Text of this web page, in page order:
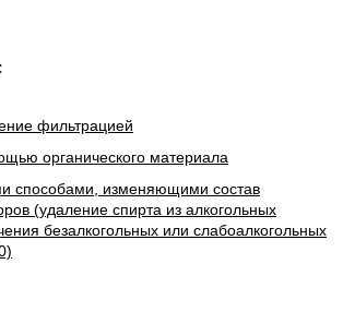
фильтрацией
органического материала
способами, изменяющими состав
(удаление спирта из алкогольных
безалкогольных или слабоалкогольных